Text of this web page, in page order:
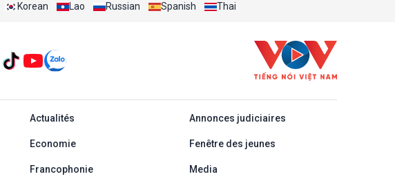
Korean Lao Russian Spanish Thai
Pháp
Actualités Annonces judiciaires
Economie Fenêtre des jeunes
Francophonie Media